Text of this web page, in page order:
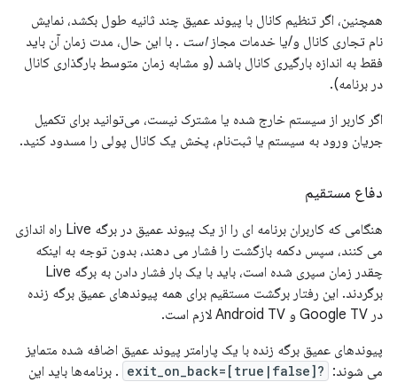
همچنین، اگر تنظیم کانال با پیوند عمیق چند ثانیه طول بکشد، نمایش
نام تجاری کانال و/یا خدمات مجازاست . با این حال، مدت زمان آن باید
فقط به اندازه بارگیری کانال باشد (و مشابه زمان متوسط ​​بارگذاری کانال
در برنامه).
اگر کاربر از سیستم خارج شده یا مشترک نیست، می‌توانید برای تکمیل
جریان ورود به سیستم یا ثبت‌نام، پخش یک کانال پولی را مسدود کنید.
دفاع مستقیم
هنگامی که کاربران برنامه ای را از یک پیوند عمیق در برگه Live راه اندازی
می کنند، سپس دکمه بازگشت را فشار می دهند، بدون توجه به اینکه
چقدر زمان سپری شده است، باید با یک بار فشار دادن به برگه Live
برگردند. این رفتار برگشت مستقیم برای همه پیوندهای عمیق برگه زنده
در Google TV و Android TV لازم است.
پیوندهای عمیق برگه زنده با یک پارامتر پیوند عمیق اضافه شده متمایز
می شوند: ?exit_on_back=[true|false]
. برنامه‌ها باید این